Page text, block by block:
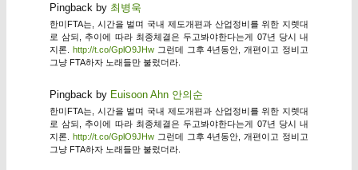
Pingback by 최병욱
한미FTA는, 시간을 벌며 국내 제도개편과 산업정비를 위한 지렛대
로 삼되, 추이에 따라 최종체결은 두고봐야한다는게 07년 당시 내
지론. http://t.co/GplO9JHw그런데 그후 4년동안, 개편이고 정비고
그냥 FTA하자 노래들만 불렀더라.
Pingback by Euisoon Ahn 안의순
한미FTA는, 시간을 벌며 국내 제도개편과 산업정비를 위한 지렛대
로 삼되, 추이에 따라 최종체결은 두고봐야한다는게 07년 당시 내
지론.
http://t.co/GplO9JHw그런데 그후 4년동안, 개편이고 정비고
그냥 FTA하자 노래들만 불렀더라.